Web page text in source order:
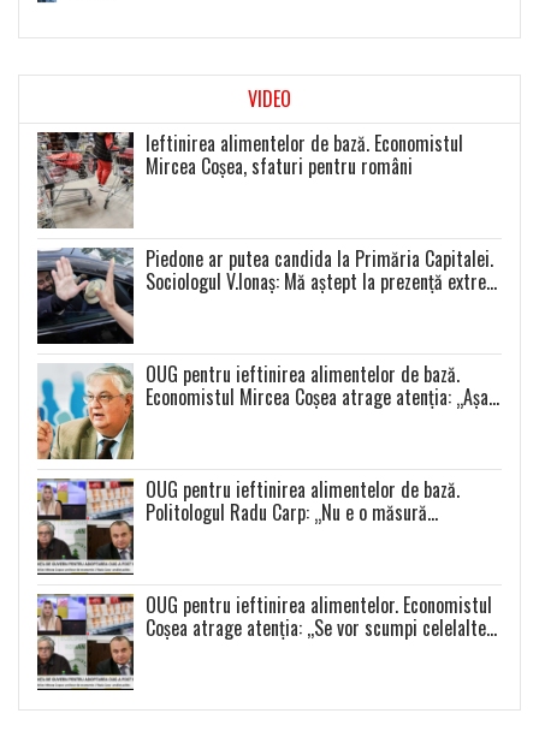
VIDEO
Ieftinirea alimentelor de bază. Economistul
Mircea Coșea, sfaturi pentru români
Piedone ar putea candida la Primăria Capitalei.
Sociologul V.Ionaș: Mă aștept la prezență extrem
OUG pentru ieftinirea alimentelor de bază.
Economistul Mircea Coșea atrage atenția: „Așa
OUG pentru ieftinirea alimentelor de bază.
Politologul Radu Carp: „Nu e o măsură
OUG pentru ieftinirea alimentelor. Economistul
Coșea atrage atenția: ,,Se vor scumpi celelalte